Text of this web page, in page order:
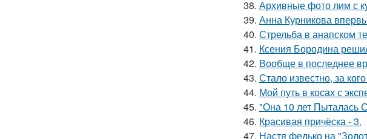
38. Архивные фото лим с
39. Анна Курникова
40. Стрельба в анапском
41. Ксения Бородина
42. Вообще в последнее
43. Стало известно, за
44. Мой путь в косах с
45. "Она 10 лет Пыталась
46. Красивая причёска - 3.
47. Настя федько на